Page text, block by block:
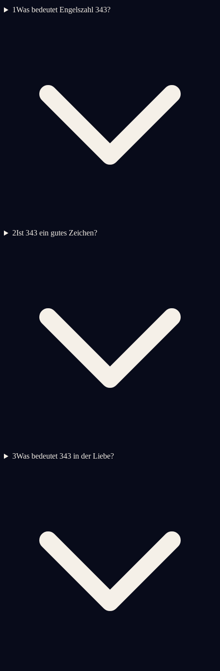
1Was bedeutet Engelszahl 343?
2Ist 343 ein gutes Zeichen?
3Was bedeutet 343 in der Liebe?